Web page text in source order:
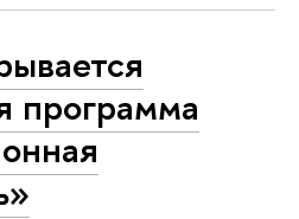
программа